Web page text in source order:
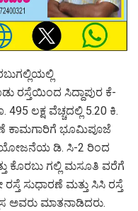
ರಸ್ತೆಯಿಂದ ಸಿದ್ದಾಪುರ ಕೆ-
ಲಕ್ಷ ವೆಚ್ಚದಲ್ಲಿ 5.20 ಕಿ.
ಕಾಮಗಾರಿಗೆ ಭೂಮಿಪೂಜೆ
ಯೋಜನೆಯ ಡಿ. ಸಿ-2 ರಿಂದ
ಕೊರಬು ಗಲ್ಲಿ ಮಸೂತಿ ವರೆಗೆ
ಸುಧಾರಣೆ ಮತ್ತು ಸಿಸಿ ರಸ್ತೆ
ಅವರು ಮಾತನಾಡಿದರು.